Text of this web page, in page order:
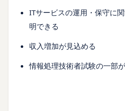
ITサービスの運用・保守に
明できる
収入増加が見込める
情報処理技術者試験の一部